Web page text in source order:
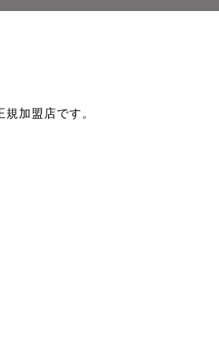
加盟店です。